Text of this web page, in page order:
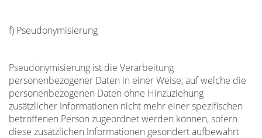
f) Pseudonymisierung
Pseudonymisierung ist die Verarbeitung
personenbezogener Daten in einer Weise, auf welche die
personenbezogenen Daten ohne Hinzuziehung
zusätzlicher Informationen nicht mehr einer spezifischen
betroffenen Person zugeordnet werden können, sofern
diese zusätzlichen Informationen gesondert aufbewahrt